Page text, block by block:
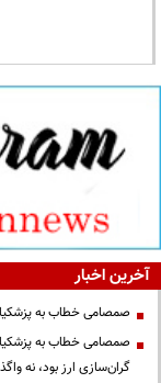
آخرین اخبار
صمصامی خطاب به
صمصامی خطاب به
گران‌سازی ارز بود، نه